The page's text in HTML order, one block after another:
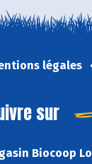
légales
sur
Biocoop